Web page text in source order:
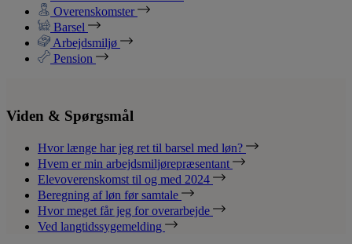
Overenskomster
Barsel
Arbejdsmiljø
Pension
Viden & Spørgsmål
Hvor længe har jeg ret til barsel med løn?
Hvem er min arbejdsmiljørepræsentant
Elevoverenskomst til og med 2024
Beregning af løn før samtale
Hvor meget får jeg for overarbejde
Ved langtidssygemelding